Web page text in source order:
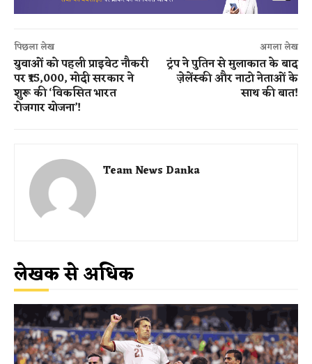
पिछला लेख
युवाओं को पहली प्राइवेट नौकरी
पर ₹15,000, मोदी सरकार ने
शुरू की ‘विकसित भारत
रोजगार योजना’!
अगला लेख
ट्रंप ने पुतिन से मुलाकात के बाद
ज़ेलेंस्की और नाटो नेताओं के
साथ की बात!
Team News Danka
लेखक से अधिक